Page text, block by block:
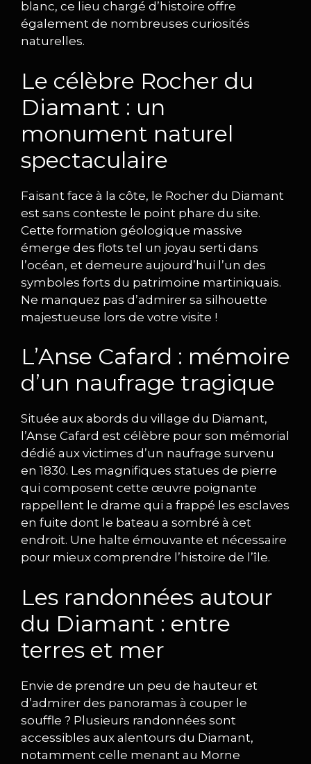
blanc, ce lieu chargé d’histoire offre
également de nombreuses curiosités
naturelles.
Le célèbre Rocher du
Diamant : un
monument naturel
spectaculaire
Faisant face à la côte, le Rocher du Diamant
est sans conteste le point phare du site.
Cette formation géologique massive
émerge des flots tel un joyau serti dans
l’océan, et demeure aujourd’hui l’un des
symboles forts du patrimoine martiniquais.
Ne manquez pas d’admirer sa silhouette
majestueuse lors de votre visite !
L’Anse Cafard : mémoire
d’un naufrage tragique
Située aux abords du village du Diamant,
l’Anse Cafard est célèbre pour son mémorial
dédié aux victimes d’un naufrage survenu
en 1830. Les magnifiques statues de pierre
qui composent cette œuvre poignante
rappellent le drame qui a frappé les esclaves
en fuite dont le bateau a sombré à cet
endroit. Une halte émouvante et nécessaire
pour mieux comprendre l’histoire de l’île.
Les randonnées autour
du Diamant : entre
terres et mer
Envie de prendre un peu de hauteur et
d’admirer des panoramas à couper le
souffle ? Plusieurs randonnées sont
accessibles aux alentours du Diamant,
notamment celle menant au Morne